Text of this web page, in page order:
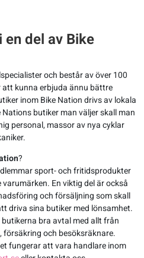
en del av Bike
och består av över 100
kunna erbjuda ännu bättre
inom Bike Nation drivs av lokala
butiker man väljer skall man
personal, massor av nya cyklar
?
sport- och fritidsprodukter
En viktig del är också
och försäljning som skall
driva sina butiker med lönsamhet.
bra avtal med allt från
och besöksräknare.
fungerar att vara handlare inom